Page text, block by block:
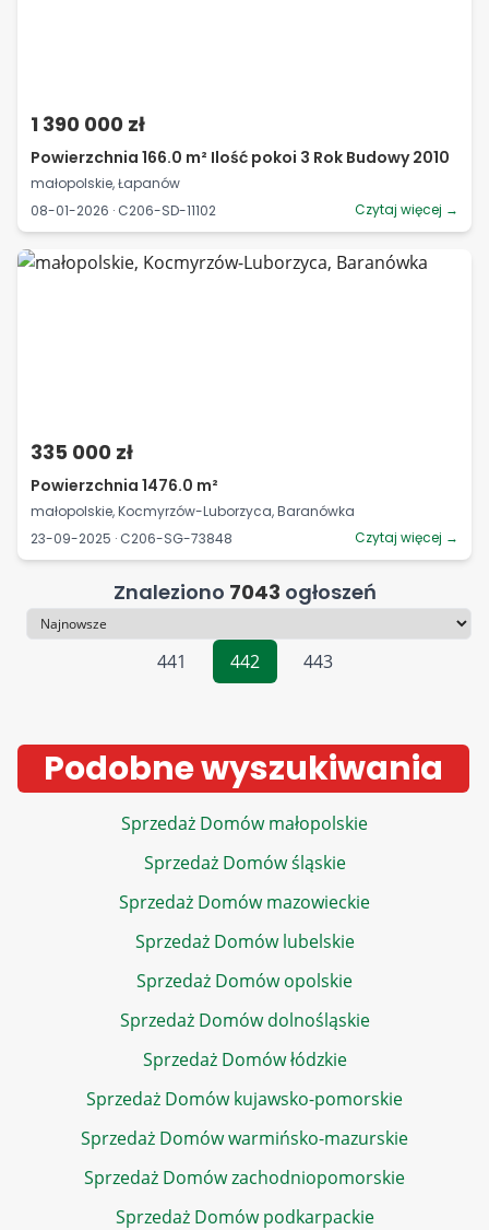
1 390 000 zł
Powierzchnia 166.0 m² Ilość pokoi 3 Rok Budowy 2010
małopolskie, Łapanów
08-01-2026 · C206-SD-11102
Czytaj więcej →
335 000 zł
Powierzchnia 1476.0 m²
małopolskie, Kocmyrzów-Luborzyca, Baranówka
23-09-2025 · C206-SG-73848
Czytaj więcej →
Znaleziono 7043 ogłoszeń
Sortowanie
441
442 443
Podobne wyszukiwania
Sprzedaż Domów małopolskie
Sprzedaż Domów śląskie
Sprzedaż Domów mazowieckie
Sprzedaż Domów lubelskie
Sprzedaż Domów opolskie
Sprzedaż Domów dolnośląskie
Sprzedaż Domów łódzkie
Sprzedaż Domów kujawsko-pomorskie
Sprzedaż Domów warmińsko-mazurskie
Sprzedaż Domów zachodniopomorskie
Sprzedaż Domów podkarpackie